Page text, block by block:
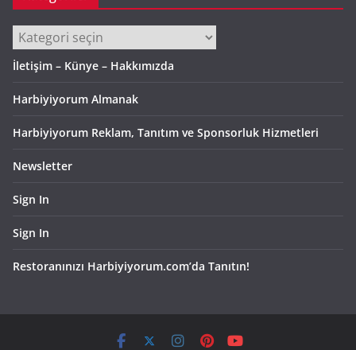
Kategoriler
İletişim – Künye – Hakkımızda
Harbiyiyorum Almanak
Harbiyiyorum Reklam, Tanıtım ve Sponsorluk Hizmetleri
Newsletter
Sign In
Sign In
Restoranınızı Harbiyiyorum.com’da Tanıtın!